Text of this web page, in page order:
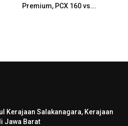
Premium, PCX 160 vs...
Kerajaan Salakanagara, Kerajaan
Jawa Barat